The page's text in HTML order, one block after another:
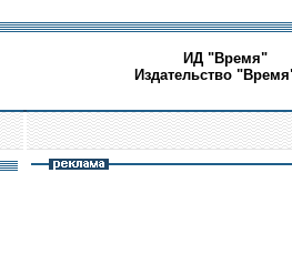
ИД "Время"
Издательство